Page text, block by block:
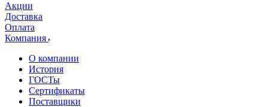
Акции
Доставка
Оплата
Компания
О компании
История
ГОСТы
Сертификаты
Поставщики